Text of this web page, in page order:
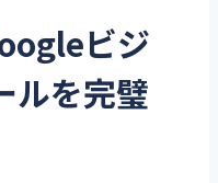
ビジ
ルを完璧